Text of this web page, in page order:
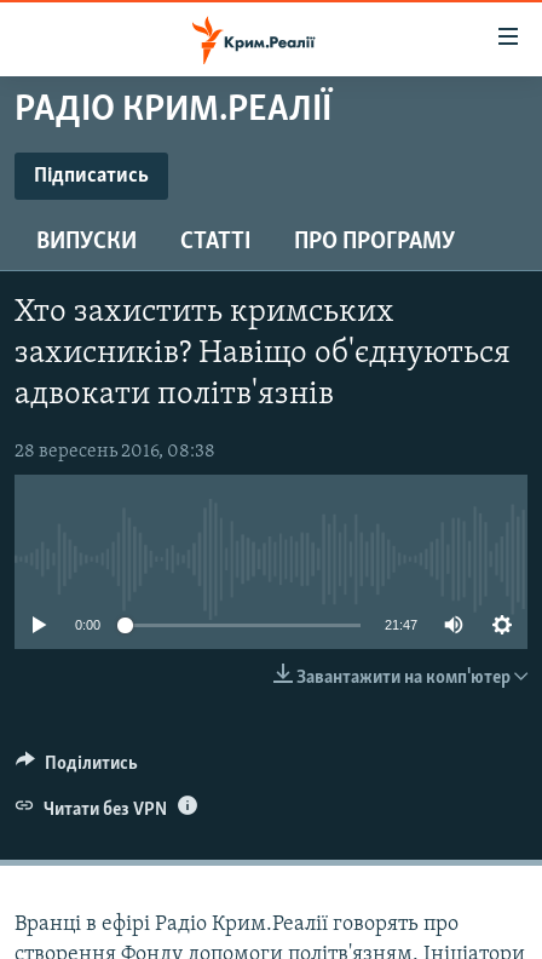
Перейти
до
основного
матеріалу
основної
навігації
до
пошуку
НОВИНИ
ВОДА.КРИМ
БЛОГИ
ПОГЛЯД
ІНТЕРВ'Ю
СПЕЦПРОЕКТИ
УКРАЇНСЬКА ПРОБЛЕМА КРИМУ
Qırımtatar
Усі сайти RFE/RL
РАДІО КРИМ.РЕАЛІЇ
Підписатись
ВИПУСКИ СТАТТІ ПРО ПРОГРАМУ
Хто захистить кримських
захисників? Навіщо об'єднуються
адвокати політв'язнів
28 вересень 2016, 08:38
0:00 21:47
Завантажити на комп'ютер
Поділитись
Читати без VPN
Вранці в ефірі Радіо Крим.Реалії говорять про